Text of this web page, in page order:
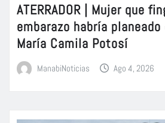
ATERRADOR | Mujer que
embarazo habría
María Camila Potosí
ManabiNoticias Ago 4, 2026